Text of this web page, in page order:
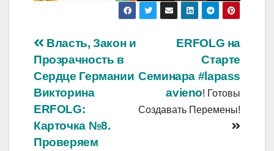
Навигация
по
записям
ERFOLG на
Старте
Семинара #lapass
avieno! Готовы
Создавать Перемены!
Власть, Закон и
Прозрачность в
Сердце Германии
Викторина
ERFOLG:
Карточка №8.
Проверяем